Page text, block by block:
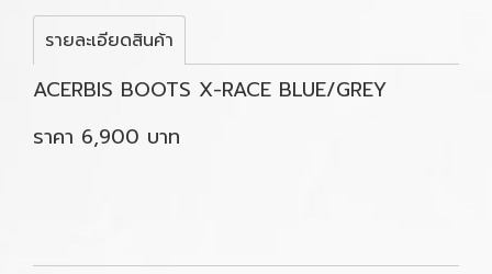
รายละเอียดสินค้า
ACERBIS BOOTS X-RACE BLUE/GREY
ราคา 6,900 บาท